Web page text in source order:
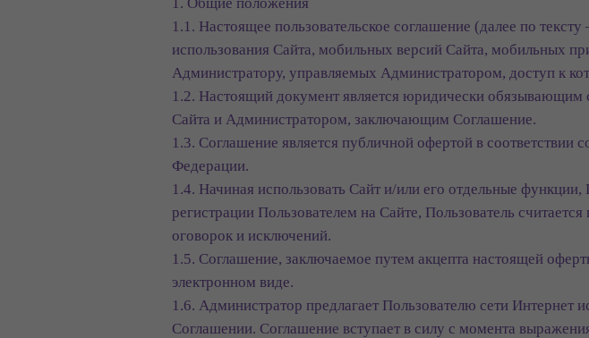
1.1. Настоящее пользовательское соглашение (далее по
использования Сайта, мобильных версий Сайта, мобильных
Администратору, управляемых Администратором, доступ к
1.2. Настоящий документ является юридически
Сайта и Администратором, заключающим Соглашение.
1.3. Соглашение является публичной офертой в соответствии
Федерации.
1.4. Начиная использовать Сайт и/или его отдельные
регистрации Пользователем на Сайте, Пользователь
оговорок и исключений.
1.5. Соглашение, заключаемое путем акцепта настоящей
электронном виде.
1.6. Администратор предлагает Пользователю сети Интернет
Соглашении. Соглашение вступает в силу с момента